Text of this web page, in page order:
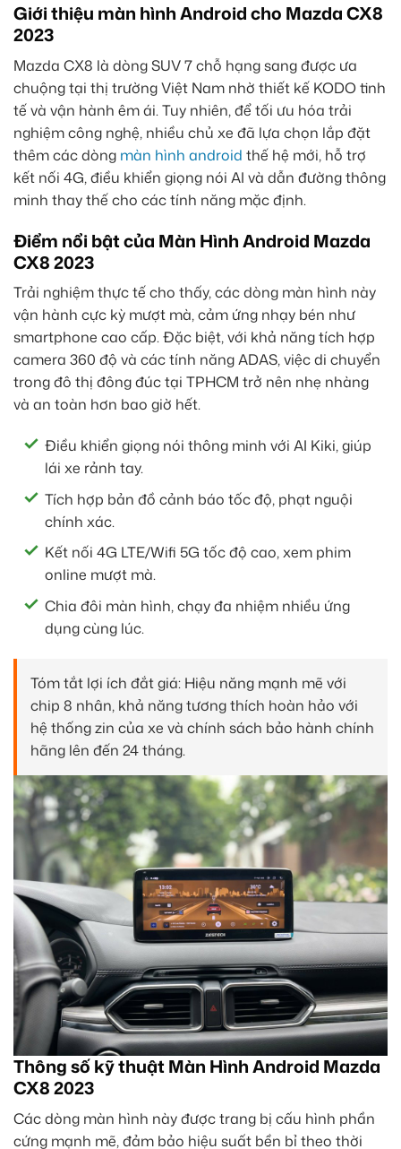
Giới thiệu màn hình Android cho Mazda CX8
2023
Mazda CX8 là dòng SUV 7 chỗ hạng sang được ưa
chuộng tại thị trường Việt Nam nhờ thiết kế KODO tinh
tế và vận hành êm ái. Tuy nhiên, để tối ưu hóa trải
nghiệm công nghệ, nhiều chủ xe đã lựa chọn lắp đặt
thêm các dòng màn hình android thế hệ mới, hỗ trợ
kết nối 4G, điều khiển giọng nói AI và dẫn đường thông
minh thay thế cho các tính năng mặc định.
Điểm nổi bật của Màn Hình Android Mazda
CX8 2023
Trải nghiệm thực tế cho thấy, các dòng màn hình này
vận hành cực kỳ mượt mà, cảm ứng nhạy bén như
smartphone cao cấp. Đặc biệt, với khả năng tích hợp
camera 360 độ và các tính năng ADAS, việc di chuyển
trong đô thị đông đúc tại TPHCM trở nên nhẹ nhàng
và an toàn hơn bao giờ hết.
Điều khiển giọng nói thông minh với AI Kiki, giúp
lái xe rảnh tay.
Tích hợp bản đồ cảnh báo tốc độ, phạt nguội
chính xác.
Kết nối 4G LTE/Wifi 5G tốc độ cao, xem phim
online mượt mà.
Chia đôi màn hình, chạy đa nhiệm nhiều ứng
dụng cùng lúc.
Tóm tắt lợi ích đắt giá: Hiệu năng mạnh mẽ với
chip 8 nhân, khả năng tương thích hoàn hảo với
hệ thống zin của xe và chính sách bảo hành chính
hãng lên đến 24 tháng.
Thông số kỹ thuật Màn Hình Android Mazda
CX8 2023
Các dòng màn hình này được trang bị cấu hình phần
cứng mạnh mẽ, đảm bảo hiệu suất bền bỉ theo thời